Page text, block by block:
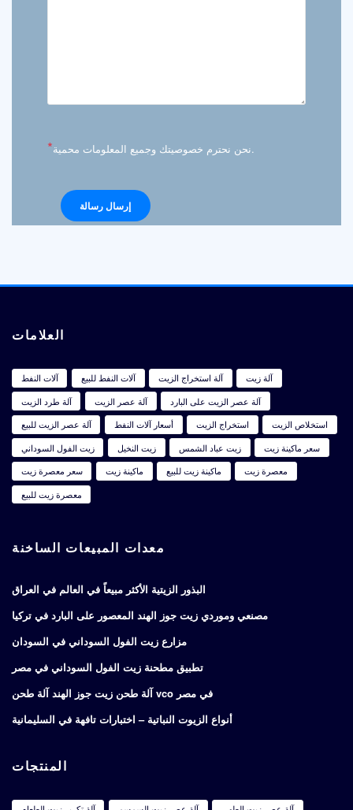
* نحن نحترم خصوصيتك وجميع المعلومات محمية.
العلامات
آلات النفط آلات النفط للبيع آلة استخراج الزيت
آلة زيت
آلة طرد الزيت
آلة عصر الزيت
آلة عصر الزيت على البارد
آلة عصر الزيت للبيع
أسعار آلات النفط استخراج الزيت
استخلاص الزيت
زيت الفول السوداني
زيت النخيل زيت عباد الشمس
سعر ماكينة زيت
سعر معصرة زيت
ماكينة زيت ماكينة زيت للبيع
معصرة زيت
معصرة زيت للبيع
معدات المبيعات الساخنة
البذور الزيتية الأكثر مبيعاً في العالم في العراق
مصنعي وموردي زيت جوز الهند المعصور على البارد في تركيا
مزارع زيت الفول السوداني في السودان
تطبيق مطحنة زيت الفول السوداني في مصر
آلة طحن زيت جوز الهند آلة طحن vco في مصر
أنواع الزيوت النباتية – اختبارات تافهة في السليمانية
المنتجات